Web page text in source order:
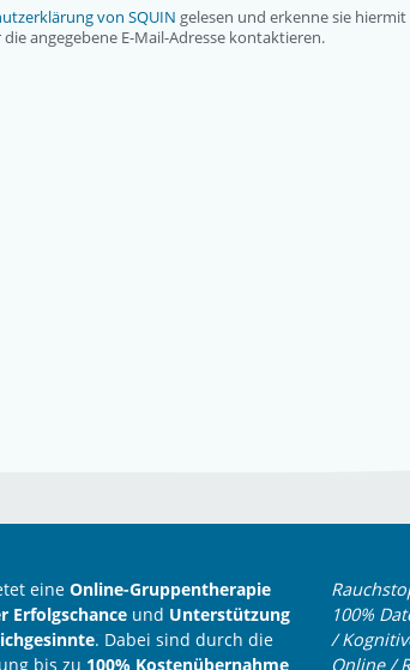
von SQUIN gelesen und erkenne sie hiermit
angegebene E-Mail-Adresse kontaktieren.
eine Online-Gruppentherapie
Erfolgschanceund Unterstützung
. Dabei sind durch die
bis zu 100% Kostenübernahme
100%
/
Online /